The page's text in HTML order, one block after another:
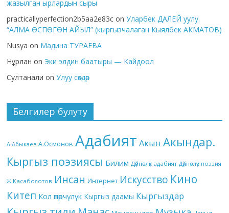
жазылган ырлардын сыры
practicallyperfection2b5aa2e83c onУларбек ДАЛЕЙ уулу.
“АЛМА ӨСПӨГӨН АЙЫЛ” (кыргызчалаган Кыялбек АКМАТОВ)
Nusya on Мадина ТУРАЕВА
Нұрлан on Эки элдин баатыры — Кайдоол
Султанали onУлуу сөздөр
Белгилер булуту
А.Абыкаев А.Осмонов Адабият Акын Акындар.
Кыргыз поэзиясы Билим Дүйнөлүк адабият Дүйнөлүк поэзия
Ж.Касаболотов Инсан Интернет Искусство Кино
Китеп Кол өнөрчүлүк Кыргыз даамы Кыргыздар